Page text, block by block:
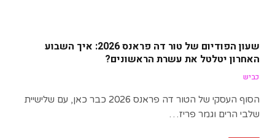
שעון הפודיום של טור דה פראנס 2026: איך השבוע
האחרון יטלטל את עשרת הראשונים?
כביש
הסוף העסקי של הטור דה פראנס 2026 כבר כאן, עם שלישיית
שלבי הרים וגמר פריז…